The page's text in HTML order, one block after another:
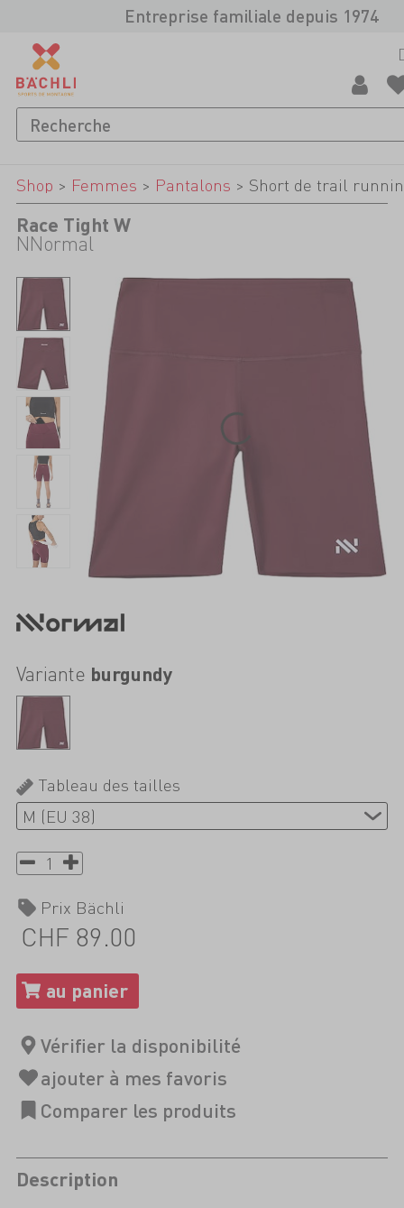
Entreprise familiale depuis 1974
Shop > Femmes > Pantalons > Short de trail
Race Tight W
NNormal
Variante burgundy
Tableau des tailles
Prix Bächli
CHF 89.00
Description